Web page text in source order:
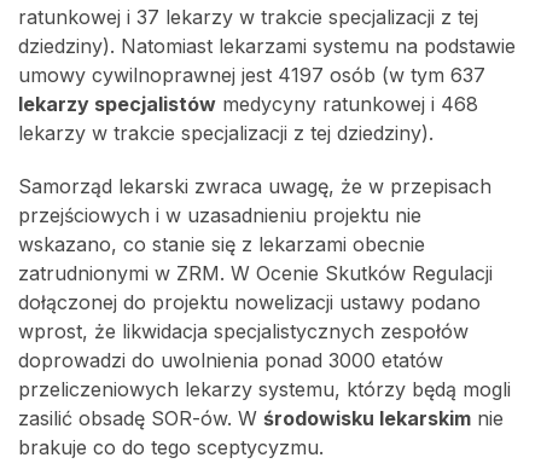
ratunkowej i 37 lekarzy w trakcie specjalizacji z tej
dziedziny). Natomiast lekarzami systemu na podstawie
umowy cywilnoprawnej jest 4197 osób (w tym 637
lekarzy specjalistów medycyny ratunkowej i 468
lekarzy w trakcie specjalizacji z tej dziedziny).
Samorząd lekarski zwraca uwagę, że w przepisach
przejściowych i w uzasadnieniu projektu nie
wskazano, co stanie się z lekarzami obecnie
zatrudnionymi w ZRM. W Ocenie Skutków Regulacji
dołączonej do projektu nowelizacji ustawy podano
wprost, że likwidacja specjalistycznych zespołów
doprowadzi do uwolnienia ponad 3000 etatów
przeliczeniowych lekarzy systemu, którzy będą mogli
zasilić obsadę SOR-ów. W środowisku lekarskim nie
brakuje co do tego sceptycyzmu.